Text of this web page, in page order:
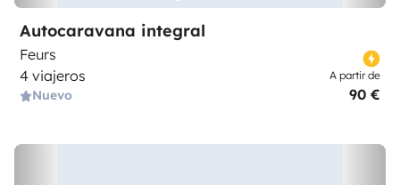
Autocaravana integral
Feurs
4 viajeros
Nuevo
A partir de
90 €